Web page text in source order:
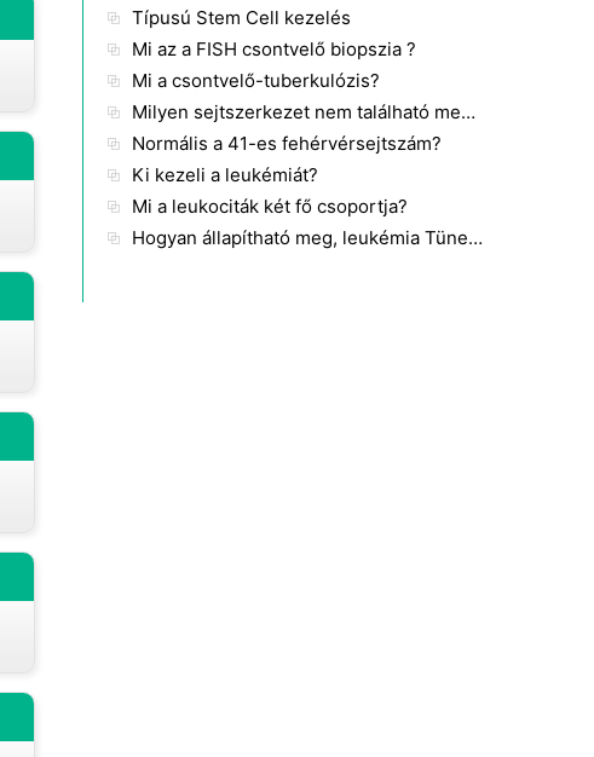
Típusú Stem Cell kezelés
Mi az a FISH csontvelő biopszia ?
Mi a csontvelő-tuberkulózis?
Milyen sejtszerkezet nem található meg a vörösvértestekben?
Normális a 41-es fehérvérsejtszám?
Ki kezeli a leukémiát?
Mi a leukociták két fő csoportja?
Hogyan állapítható meg, leukémia Tünetek